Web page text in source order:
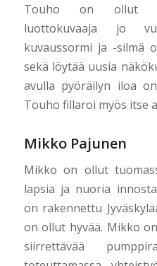
Touho on ollut
luottokuvaaja jo
kuvaussormi ja -silmä
sekä löytää uusia
avulla pyöräilyn iloa
Touho fillaroi myös itse
Mikko Pajunen
Mikko on ollut
lapsia ja nuoria
on rakennettu
on ollut hyvää. Mikko
siirrettävää